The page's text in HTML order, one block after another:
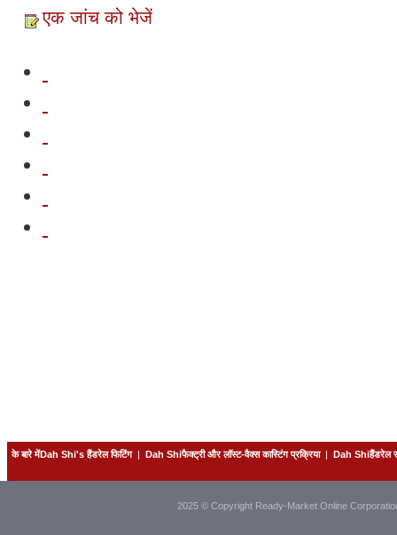
एक जांच को भेजें
के बारे मेंDah Shi's हैंडरेल फिटिंग| Dah Shiफैक्ट्री और लॉस्ट-वैक्स कास्टिंग प्रक्रिया| Dah Shiहैंडरेल
2025 © Copyright Ready-Market Online